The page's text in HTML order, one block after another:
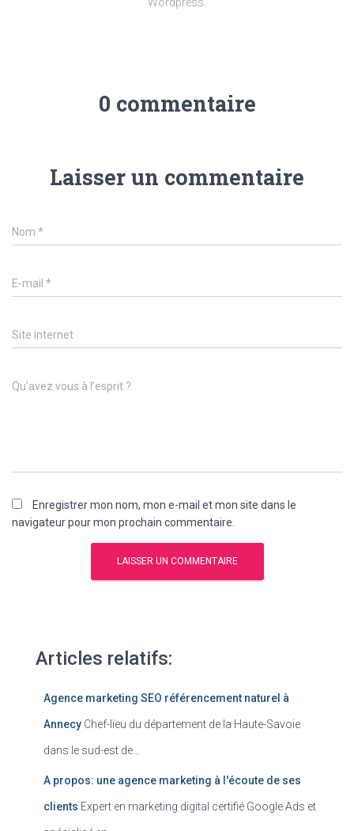
0 commentaire
Laisser un commentaire
Nom *
E-mail *
Site internet
Qu’avez vous à l’esprit ?
Enregistrer mon nom, mon e-mail et mon site dans le
navigateur pour mon prochain commentaire.
Articles relatifs:
Agence marketing SEO référencement naturel à
Annecy Chef-lieu du département de la Haute-Savoie
dans le sud-est de…
A propos: une agence marketing à l'écoute de ses
clients Expert en marketing digital certifié Google Ads et